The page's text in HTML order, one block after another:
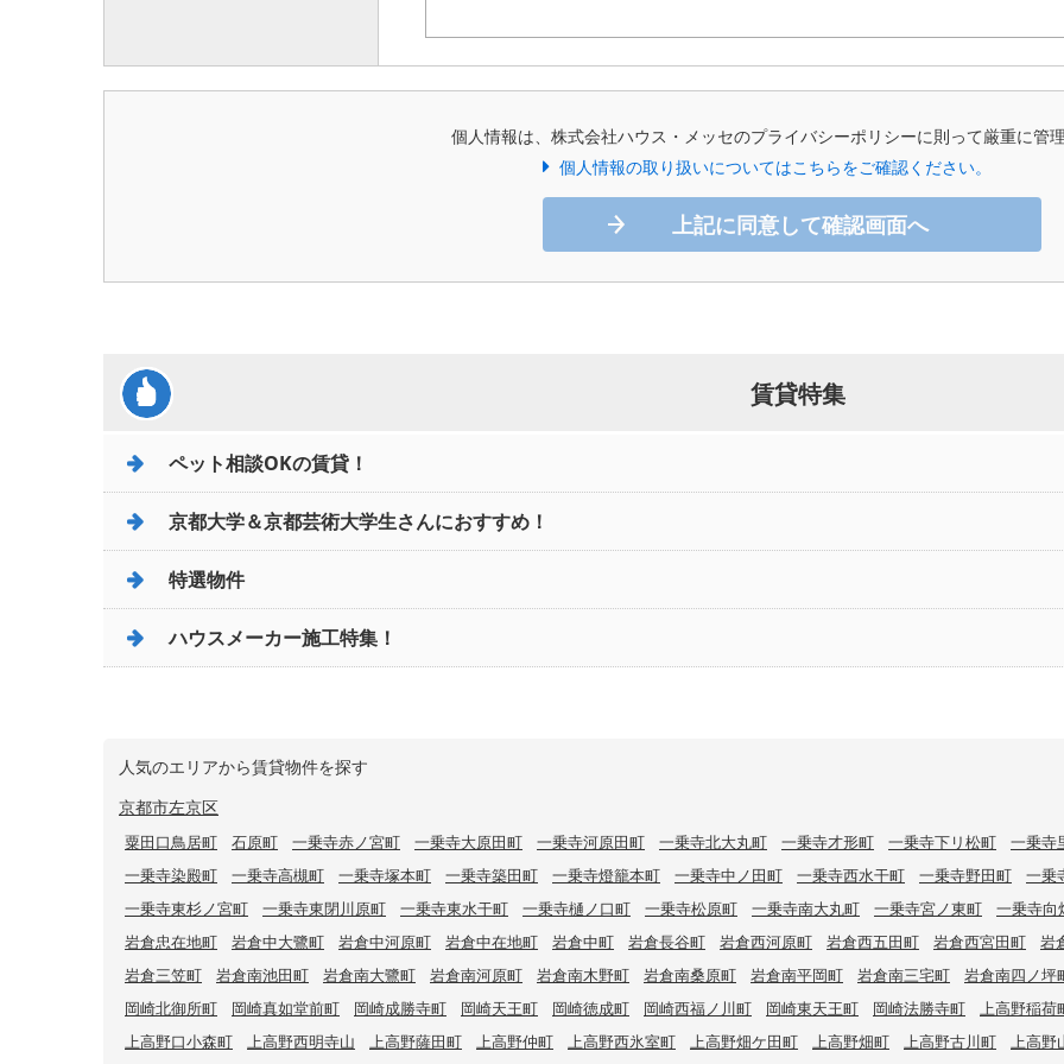
個人情報は、株式会社ハウス・メッセのプライバシーポリシーに則って厳重に管理
個人情報の取り扱いについてはこちらをご確認ください。
上記に同意して確認画面へ
賃貸特集
ペット相談OKの賃貸！
京都大学＆京都芸術大学生さんにおすすめ！
特選物件
ハウスメーカー施工特集！
人気のエリアから賃貸物件を探す
京都市左京区
粟田口鳥居町 石原町 一乗寺赤ノ宮町 一乗寺大原田町 一乗寺河原田町 一乗寺北大丸町 一乗寺才形町 一乗寺下リ松町 一乗寺
一乗寺染殿町
一乗寺高槻町 一乗寺塚本町 一乗寺築田町 一乗寺燈籠本町 一乗寺中ノ田町 一乗寺西水干町 一乗寺野田町 一乗
一乗寺東杉ノ宮町
一乗寺東閉川原町 一乗寺東水干町 一乗寺樋ノ口町 一乗寺松原町 一乗寺南大丸町 一乗寺宮ノ東町 一乗寺向
岩倉忠在地町
岩倉中大鷺町 岩倉中河原町 岩倉中在地町 岩倉中町 岩倉長谷町 岩倉西河原町 岩倉西五田町 岩倉西宮田町 岩
岩倉三笠町
岩倉南池田町 岩倉南大鷺町 岩倉南河原町 岩倉南木野町 岩倉南桑原町 岩倉南平岡町 岩倉南三宅町 岩倉南四ノ坪
岡崎北御所町
岡崎真如堂前町 岡崎成勝寺町 岡崎天王町 岡崎徳成町 岡崎西福ノ川町 岡崎東天王町 岡崎法勝寺町 上高野稲荷
上高野口小森町
上高野西明寺山 上高野薩田町 上高野仲町 上高野西氷室町 上高野畑ケ田町 上高野畑町 上高野古川町 上高